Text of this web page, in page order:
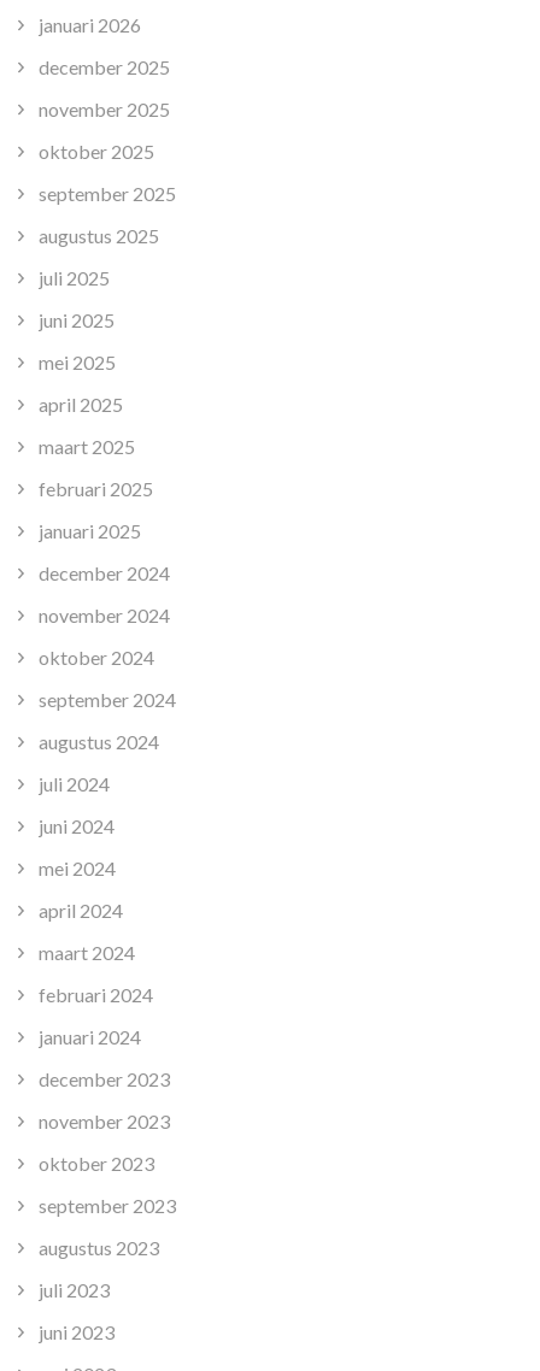
januari 2026
december 2025
november 2025
oktober 2025
september 2025
augustus 2025
juli 2025
juni 2025
mei 2025
april 2025
maart 2025
februari 2025
januari 2025
december 2024
november 2024
oktober 2024
september 2024
augustus 2024
juli 2024
juni 2024
mei 2024
april 2024
maart 2024
februari 2024
januari 2024
december 2023
november 2023
oktober 2023
september 2023
augustus 2023
juli 2023
juni 2023